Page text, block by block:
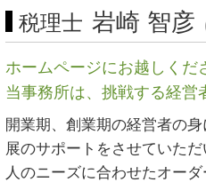
白色申告 経費
電子帳簿保存
税務調査 事前
税理士 顧問料
税務相談 静岡
許認可 静岡県
起業支援 愛知
経営相談 藤沢
会社設立 愛知
営業 許認可 申
経営相談 三重
税理士 岩崎 智彦
ホームページにお越しくだ
当事務所は、挑戦する経営
開業期、創業期の経営者の
展のサポートをさせていた
人のニーズに合わせたオー